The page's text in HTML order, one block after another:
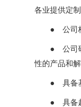
各业提供定
● 公司
● 公司
性的产品和
● 具备
● 具备